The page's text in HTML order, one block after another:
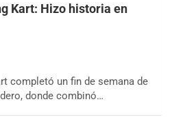
Kart: Hizo historia en
completó un fin de semana de
donde combinó…